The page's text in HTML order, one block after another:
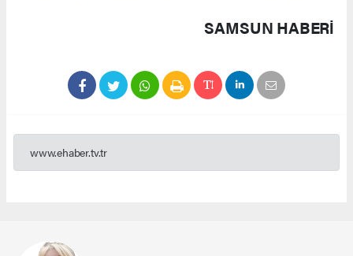
SAMSUN HABERİ
www.ehaber.tv.tr